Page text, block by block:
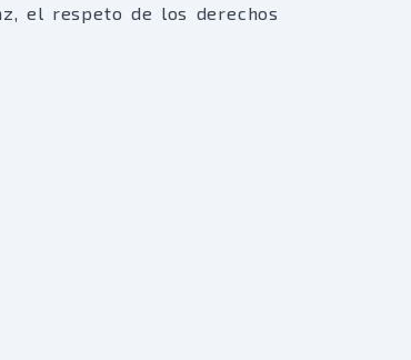
el respeto de los derechos